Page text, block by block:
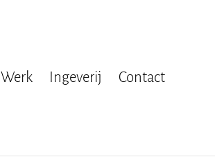
Werk Ingeverij Contact